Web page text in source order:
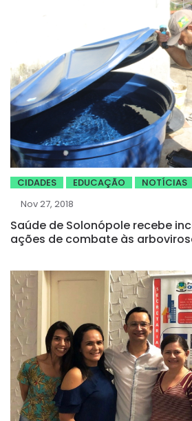
CIDADES EDUCAÇÃO NOTÍCIAS
Nov 27, 2018
Saúde de Solonópole recebe
ações de combate às